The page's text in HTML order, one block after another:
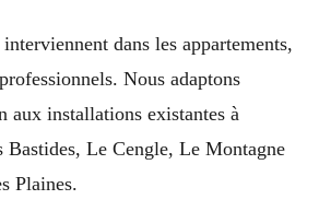
dans les appartements,
Nous adaptons
aux installations existantes à
Bastides, Le Cengle, Le Montagne
Plaines.